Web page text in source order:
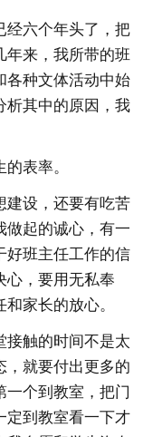
经六个年头了，把
年来，我所带的班
各种文体活动中始
析其中的原因，我
表率。
建设，还要有吃苦
做起的诚心，有一
好班主任工作的信
心，要用无私奉
家长的放心。
接触的时间不是太
，就要付出更多的
一个到教室，把门
定到教室看一下才